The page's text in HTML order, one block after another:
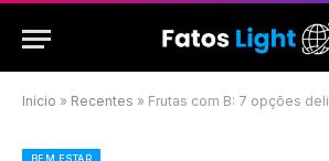
Início » Recentes » Frutas com B: 7 opções
BEM ESTAR